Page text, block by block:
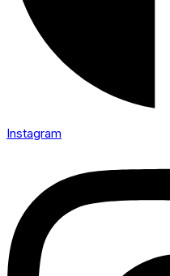
Instagram